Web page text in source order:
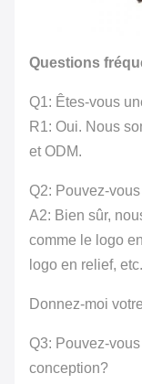
Questions
Q1: Êtes-vous
R1: Oui. Nous
et ODM.
Q2: Pouvez-
A2: Bien sûr,
comme le logo
logo en relief, etc.
Donnez-moi
Q3: Pouvez-
conception?